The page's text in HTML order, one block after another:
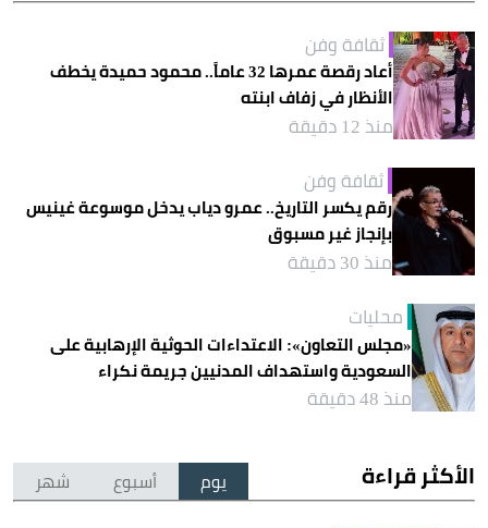
ثقافة وفن
أعاد رقصة عمرها 32 عاماً.. محمود حميدة يخطف
الأنظار في زفاف ابنته
منذ 12 دقيقة
ثقافة وفن
رقم يكسر التاريخ.. عمرو دياب يدخل موسوعة غينيس
بإنجاز غير مسبوق
منذ 30 دقيقة
محليات
«مجلس التعاون»: الاعتداءات الحوثية الإرهابية على
السعودية واستهداف المدنيين جريمة نكراء
منذ 48 دقيقة
الأكثر قراءة يوم أسبوع شهر